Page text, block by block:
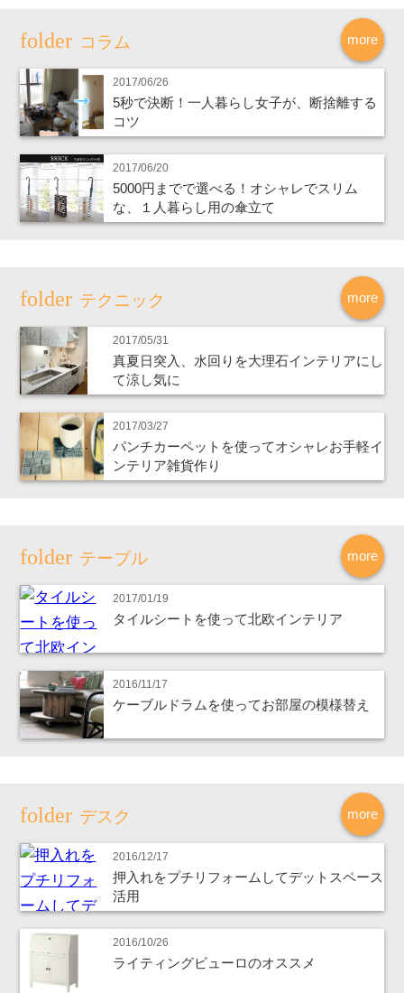
more
コラム
2017/06/26
5秒で決断！一人暮らし女子が、断捨離する
コツ
2017/06/20
5000円までで選べる！オシャレでスリム
な、１人暮らし用の傘立て
more
テクニック
2017/05/31
真夏日突入、水回りを大理石インテリアにし
て涼し気に
2017/03/27
パンチカーペットを使ってオシャレお手軽イ
ンテリア雑貨作り
more
テーブル
2017/01/19
タイルシートを使って北欧インテリア
2016/11/17
ケーブルドラムを使ってお部屋の模様替え
more
デスク
2016/12/17
押入れをプチリフォームしてデットスペース
活用
2016/10/26
ライティングビューロのオススメ